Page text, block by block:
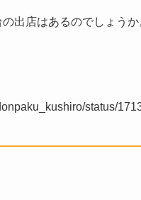
出店はあるのでしょうか
status/